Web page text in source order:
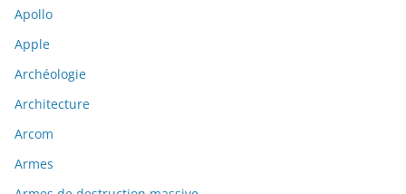
Apollo
Apple
Archéologie
Architecture
Arcom
Armes